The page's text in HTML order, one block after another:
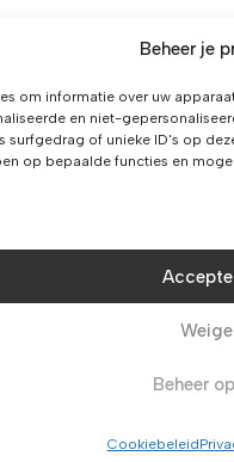
Beheer je
om informatie over uw
en niet-
surfgedrag of unieke ID's op
op bepaalde functies en
Beheer
Cookiebeleid